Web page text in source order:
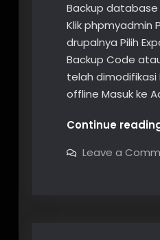
Backup database
Klik phpmyadmin
drupalnya Pilih
Backup Code
telah dimodifikasi
offline Masuk ke
Continue
Leave a